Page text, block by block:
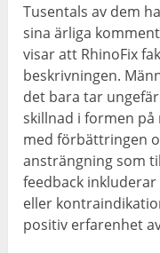
Tusentals av dem
sina ärliga
visar att RhinoFix
beskrivningen.
det bara tar
skillnad i formen på
med förbättringen
ansträngning som
feedback
eller
positiv erfarenhet